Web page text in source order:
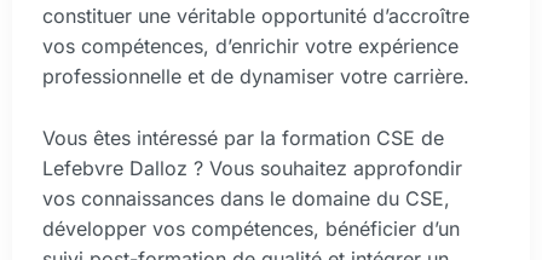
constituer une véritable opportunité d’accroître
vos compétences, d’enrichir votre expérience
professionnelle et de dynamiser votre carrière.
Vous êtes intéressé par la formation CSE de
Lefebvre Dalloz ? Vous souhaitez approfondir
vos connaissances dans le domaine du CSE,
développer vos compétences, bénéficier d’un